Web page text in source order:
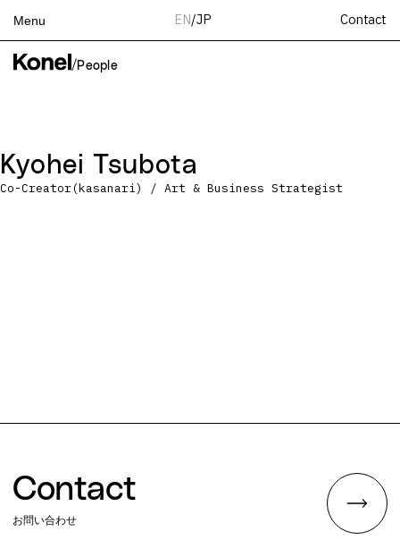
Menu EN/JP Contact
Top
About
/ People
Kyohei Tsubota
Co-Creator(kasanari) / Art & Business Strategist
Contact
お問い合わせ